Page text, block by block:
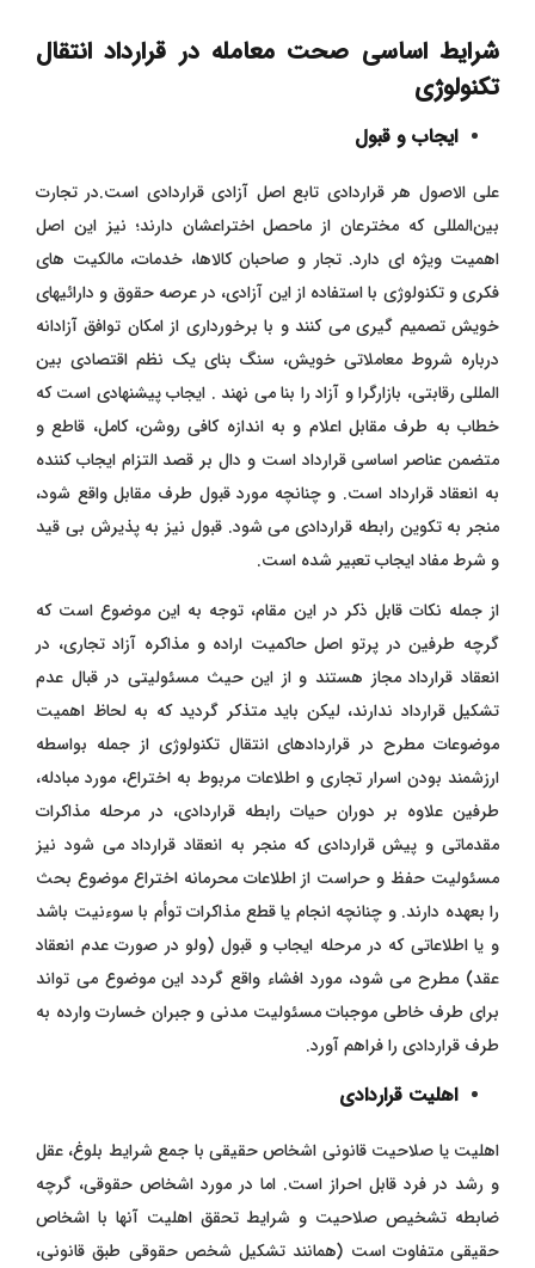
شرایط اساسی صحت معامله در قرارداد انتقال
تکنولوژی
ایجاب و قبول
علی الاصول هر قراردادی تابع اصل آزادی قراردادی است.‌در تجارت
بین‌المللی که مخترعان از ماحصل اختراعشان دارند؛ نیز این اصل
اهمیت ویژه ای دارد. تجار و صاحبان کالاها، خدمات، مالکیت های
فکری و تکنولوژی با استفاده از این آزادی، در عرصه حقوق و دارائیهای
خویش تصمیم گیری می کنند و با برخورداری از امکان توافق آزادانه
درباره شروط معاملاتی خویش، سنگ بنای یک نظم اقتصادی بین
المللی رقابتی، بازارگرا و آزاد را بنا می نهند . ایجاب پیشنهادی است که
خطاب به طرف مقابل اعلام و به اندازه کافی روشن، کامل، قاطع و
متضمن عناصر اساسی قرارداد است و دال بر قصد التزام ایجاب کننده
به انعقاد قرارداد است. و چنانچه مورد قبول طرف مقابل واقع شود،
منجر به تکوین رابطه قراردادی می شود. قبول نیز به پذیرش بی قید
و شرط مفاد ایجاب تعبیر شده است.
از جمله نکات قابل ذکر در این مقام، توجه به این موضوع است که
گرچه طرفین در پرتو اصل حاکمیت اراده و مذاکره آزاد تجاری، در
انعقاد قرارداد مجاز هستند و از این حیث مسئولیتی در قبال عدم
تشکیل قرارداد ندارند، لیکن باید متذکر گردید که به لحاظ اهمیت
موضوعات مطرح در قراردادهای انتقال تکنولوژی از جمله بواسطه
ارزشمند بودن اسرار تجاری و اطلاعات مربوط به اختراع، مورد مبادله،
طرفین علاوه بر دوران حیات رابطه قراردادی، در مرحله مذاکرات
مقدماتی و پیش قراردادی که منجر به انعقاد قرارداد می شود نیز
مسئولیت حفظ و حراست از اطلاعات محرمانه اختراع موضوع بحث
را بعهده دارند. و چنانچه انجام یا قطع مذاکرات توأم با سوءنیت باشد
و یا اطلاعاتی که در مرحله ایجاب و قبول (ولو در صورت عدم انعقاد
عقد) مطرح می شود، مورد افشاء واقع گردد این موضوع می تواند
برای طرف خاطی موجبات مسئولیت مدنی و جبران خسارت وارده به
طرف قراردادی را فراهم آورد.
اهلیت قراردادی
اهلیت یا صلاحیت قانونی اشخاص حقیقی با جمع شرایط بلوغ، عقل
و رشد در فرد قابل احراز است. اما در مورد اشخاص حقوقی، گرچه
ضابطه تشخیص صلاحیت و شرایط تحقق اهلیت آنها با اشخاص
حقیقی متفاوت است (همانند تشکیل شخص حقوقی طبق قانونی،